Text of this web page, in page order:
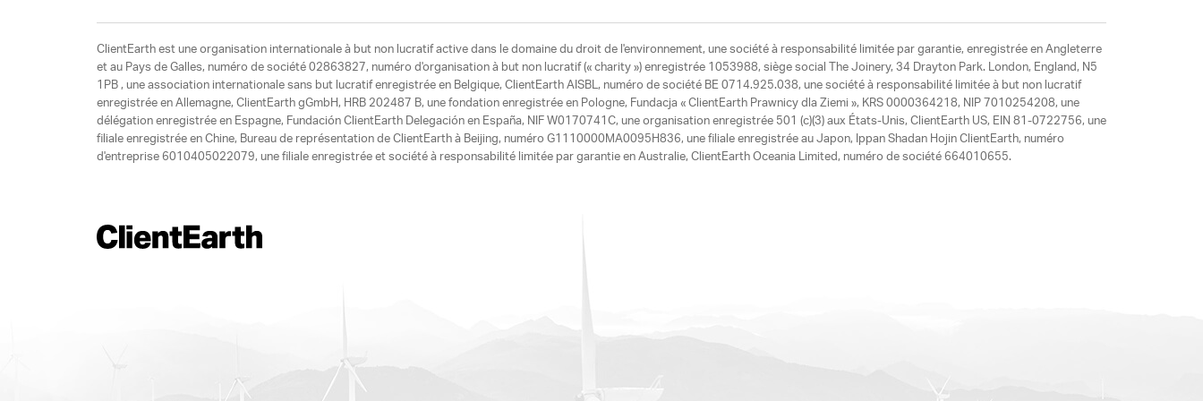
ClientEarth est une organisation internationale à but non lucratif active dans le domaine du droit de l'environnement, une société à responsabilité limitée par garantie, enregistrée en Angleterre
et au Pays de Galles, numéro de société 02863827, numéro d'organisation à but non lucratif (« charity ») enregistrée 1053988, siège social The Joinery, 34 Drayton Park. London, England, N5
1PB , une association internationale sans but lucratif enregistrée en Belgique, ClientEarth AISBL, numéro de société BE 0714.925.038, une société à responsabilité limitée à but non lucratif
enregistrée en Allemagne, ClientEarth gGmbH, HRB 202487 B, une fondation enregistrée en Pologne, Fundacja « ClientEarth Prawnicy dla Ziemi », KRS 0000364218, NIP 7010254208, une
délégation enregistrée en Espagne, Fundación ClientEarth Delegación en España, NIF W0170741C, une organisation enregistrée 501 (c)(3) aux États-Unis, ClientEarth US, EIN 81-0722756, une
filiale enregistrée en Chine, Bureau de représentation de ClientEarth à Beijing, numéro G1110000MA0095H836, une filiale enregistrée au Japon, Ippan Shadan Hojin ClientEarth, numéro
d'entreprise 6010405022079, une filiale enregistrée et société à responsabilité limitée par garantie en Australie, ClientEarth Oceania Limited, numéro de société 664010655.